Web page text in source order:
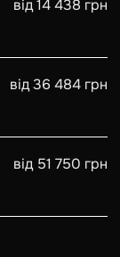
від 14 438 грн
від 36 484 грн
від 51 750 грн